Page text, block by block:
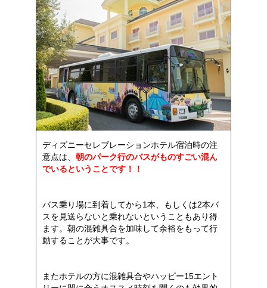
ディズニーセレブレーションホテル宿泊時の注
意点は、 朝のパーク行のバスがものすごい混ん
でいるということです！！
バス乗り場に到着してから1本、もしくは2本バ
スを見送らないと乗れないということもあり得
ます。朝の混雑具合を加味して余裕をもって行
動することが大事です。
またホテルの方に混雑具合やハッピー15エント